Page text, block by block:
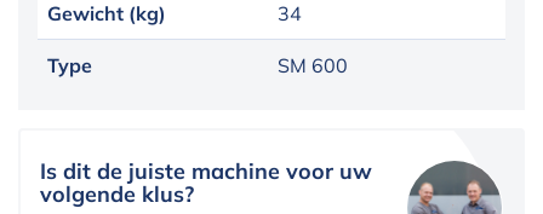
Gewicht (kg) 34
Type SM 600
Is dit de juiste machine voor uw
volgende klus?